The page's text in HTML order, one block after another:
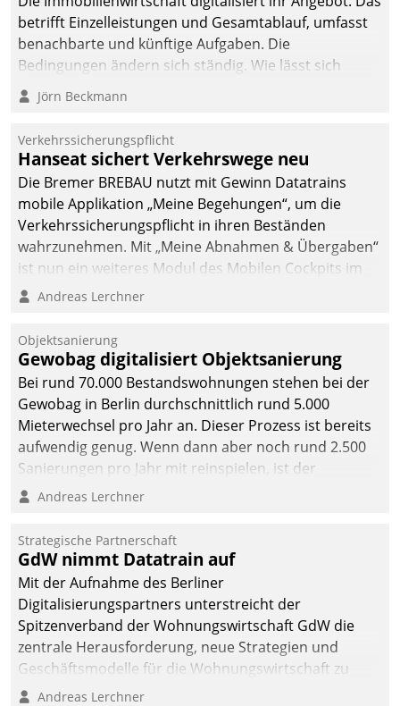
betrifft Einzelleistungen und Gesamtablauf, umfasst
benachbarte und künftige Aufgaben. Die
Bedingungen ändern sich ständig. Wie lässt sich
technisch die Kontrolle wahren und zugleich Freiraum
fürs Wachsen öffnen?
Jörn Beckmann
Verkehrssicherungspflicht
Hanseat sichert Verkehrswege neu
Die Bremer BREBAU nutzt mit Gewinn Datatrains
mobile Applikation „Meine Begehungen“, um die
Verkehrssicherungspflicht in ihren Beständen
wahrzunehmen. Mit „Meine Abnahmen & Übergaben“
ist nun ein weiteres Modul des Mobilen Cockpits im
Einsatz.
Andreas Lerchner
Objektsanierung
Gewobag digitalisiert Objektsanierung
Bei rund 70.000 Bestandswohnungen stehen bei der
Gewobag in Berlin durchschnittlich rund 5.000
Mieterwechsel pro Jahr an. Dieser Prozess ist bereits
aufwendig genug. Wenn dann aber noch rund 2.500
Sanierungen pro Jahr mit reinspielen, ist der
Betreuungs- und Organisationsaufwand immens. Im
kommunale Wohnungsbauunternehmen daher
gemeinsam mit der Berliner Datatrain GmbH den
Teilprozess der Objektsanierung digitalisiert.
Andreas Lerchner
Strategische Partnerschaft
GdW nimmt Datatrain auf
Mit der Aufnahme des Berliner
Digitalisierungspartners unterstreicht der
Spitzenverband der Wohnungswirtschaft GdW die
zentrale Herausforderung, neue Strategien und
Geschäftsmodelle für die Wohnungswirtschaft zu
entwickeln.
Andreas Lerchner